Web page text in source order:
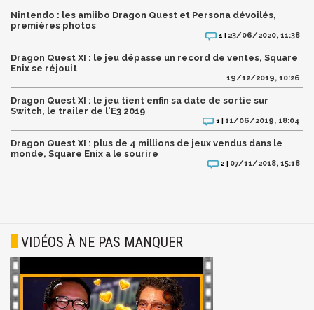
Nintendo : les amiibo Dragon Quest et Persona dévoilés,
premières photos
1 | 23/06/2020, 11:38
Dragon Quest XI : le jeu dépasse un record de ventes, Square
Enix se réjouit
19/12/2019, 10:26
Dragon Quest XI : le jeu tient enfin sa date de sortie sur
Switch, le trailer de l'E3 2019
1 | 11/06/2019, 18:04
Dragon Quest XI : plus de 4 millions de jeux vendus dans le
monde, Square Enix a le sourire
2 | 07/11/2018, 15:18
VIDÉOS À NE PAS MANQUER